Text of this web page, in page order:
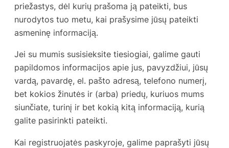
priežastys, dėl kurių prašoma ją pateikti, bus
nurodytos tuo metu, kai prašysime jūsų pateikti
asmeninę informaciją.
Jei su mumis susisieksite tiesiogiai, galime gauti
papildomos informacijos apie jus, pavyzdžiui, jūsų
vardą, pavardę, el. pašto adresą, telefono numerį,
bet kokios žinutės ir (arba) priedų, kuriuos mums
siunčiate, turinį ir bet kokią kitą informaciją, kurią
galite pasirinkti pateikti.
Kai registruojatės paskyroje, galime paprašyti jūsų